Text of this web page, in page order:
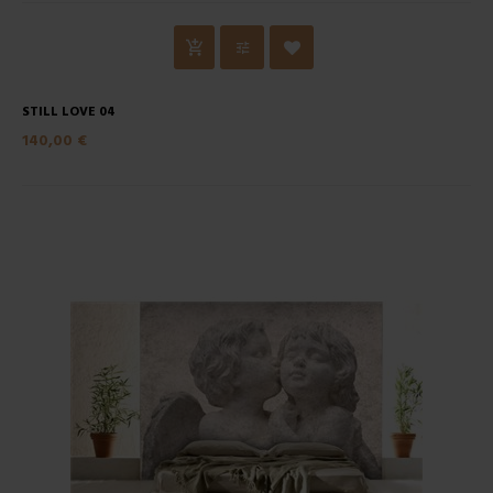
STILL LOVE 04
140,00 €